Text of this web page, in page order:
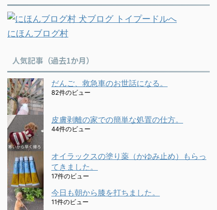
にほんブログ村
人気記事（過去1か月）
だんご、救急車のお世話になる。
82件のビュー
皮膚剥離の家での簡単な処置の仕方。
44件のビュー
オイラックスの塗り薬（かゆみ止め）もらっ
てきました。
17件のビュー
今日も朝から膝を打ちました。
11件のビュー